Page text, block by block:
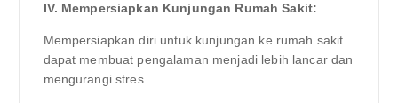
IV. Mempersiapkan Kunjungan Rumah Sakit:
Mempersiapkan diri untuk kunjungan ke rumah sakit
dapat membuat pengalaman menjadi lebih lancar dan
mengurangi stres.